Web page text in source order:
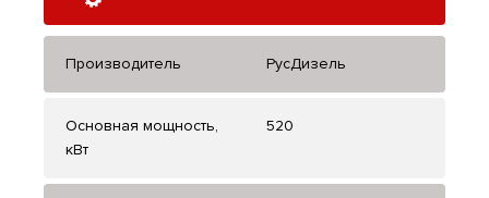
Производитель РусДизель
Основная мощность,
кВт
520